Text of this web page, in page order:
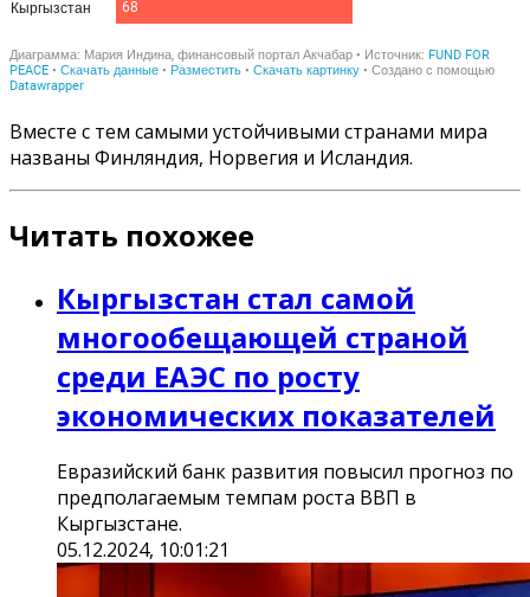
Вместе с тем самыми устойчивыми странами мира
названы Финляндия, Норвегия и Исландия.
Читать похожее
Кыргызстан стал самой
многообещающей страной
среди ЕАЭС по росту
экономических показателей
Евразийский банк развития повысил прогноз по
предполагаемым темпам роста ВВП в
Кыргызстане.
05.12.2024, 10:01:21